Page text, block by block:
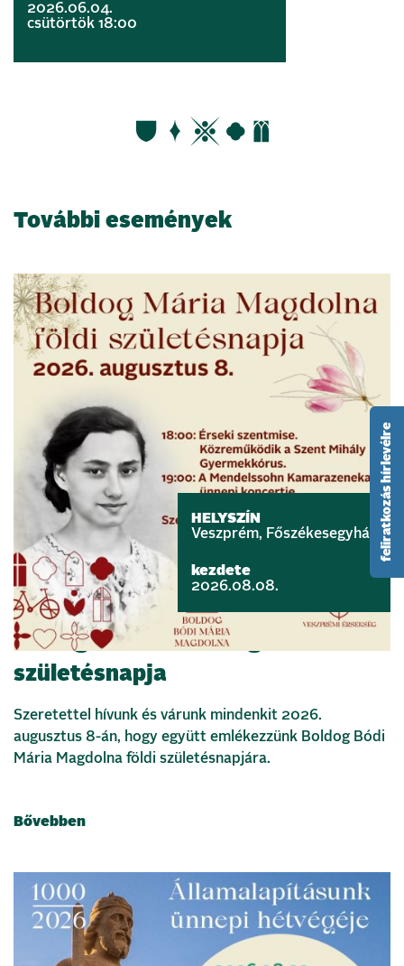
2026.06.04.
csütörtök 18:00
További események
HELYSZÍN
Veszprém, Főszékesegyház
kezdete
2026.08.08.
Boldog Bódi Mária Magdolna földi
születésnapja
Szeretettel hívunk és várunk mindenkit 2026.
augusztus 8-án, hogy együtt emlékezzünk Boldog Bódi
Mária Magdolna földi születésnapjára.
Bővebben
feliratkozás hírlevélre